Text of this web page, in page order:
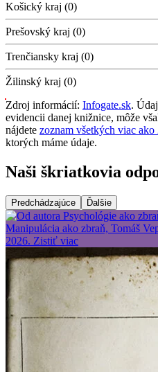
Košický kraj (0)
Prešovský kraj (0)
Trenčiansky kraj (0)
Žilinský kraj (0)
Zdroj informácií: Infogate.sk.
evidencii danej knižnice, môže
nájdete zoznam všetkých viac
ktorých máme údaje.
Naši škriatkovia
Predchádzajúce Ďalšie